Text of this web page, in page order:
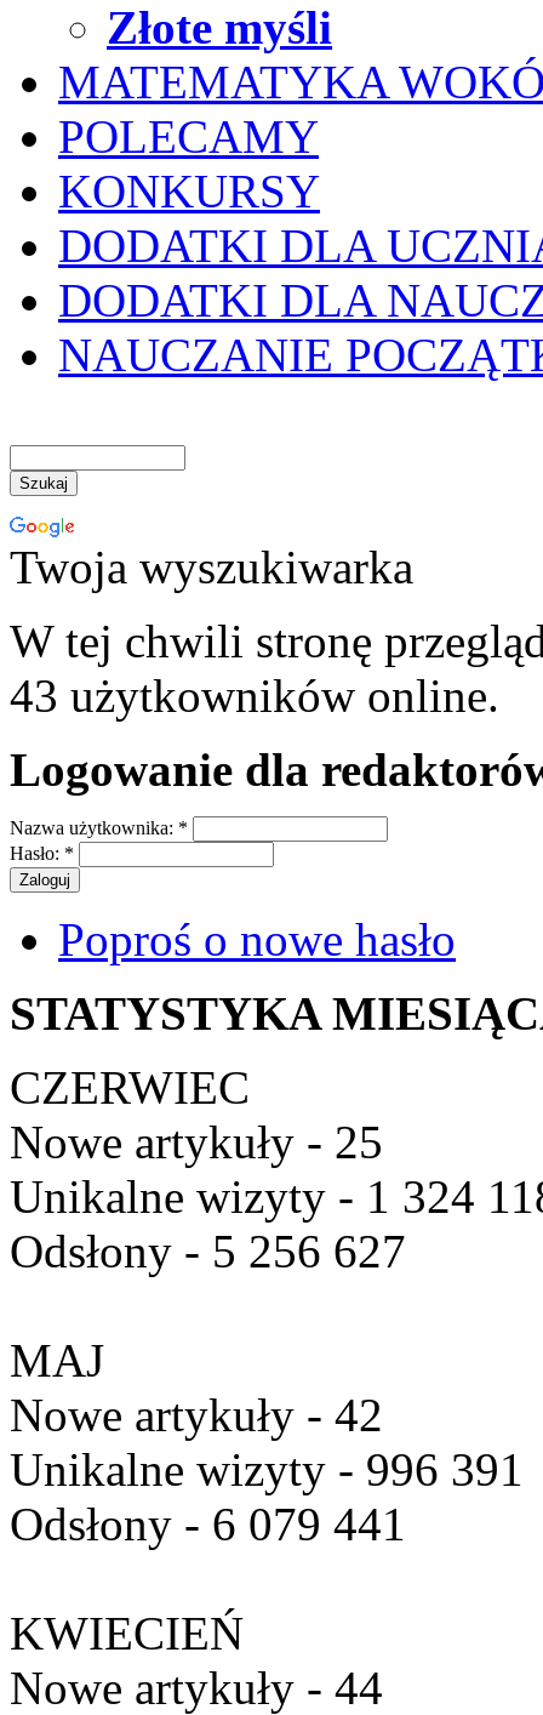
Złote myśli
MATEMATYKA
POLECAMY
KONKURSY
DODATKI DLA
DODATKI DLA
NAUCZANIE
Twoja wyszukiwarka
W tej chwili stronę
43 użytkowników online.
Logowanie dla
Nazwa użytkownika: *
Hasło: *
Poproś o nowe hasło
STATYSTYKA
CZERWIEC
Nowe artykuły - 25
Unikalne wizyty - 1 324
Odsłony - 5 256 627
MAJ
Nowe artykuły - 42
Unikalne wizyty - 996 391
Odsłony - 6 079 441
KWIECIEŃ
Nowe artykuły - 44